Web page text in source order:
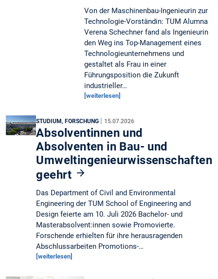
Von der Maschinenbau-Ingenieurin zur
Technologie-Vorständin: TUM Alumna
Verena Schechner fand als Ingenieurin
den Weg ins Top-Management eines
Technologieunternehmens und
gestaltet als Frau in einer
Führungsposition die Zukunft
industrieller…
[weiterlesen]
STUDIUM, FORSCHUNG | 15.07.2026
Absolventinnen und
Absolventen in Bau- und
Umweltingenieurwissenschaften
geehrt
Das Department of Civil and Environmental
Engineering der TUM School of Engineering and
Design feierte am 10. Juli 2026 Bachelor- und
Masterabsolvent:innen sowie Promovierte.
Forschende erhielten für ihre herausragenden
Abschlussarbeiten Promotions-…
[weiterlesen]